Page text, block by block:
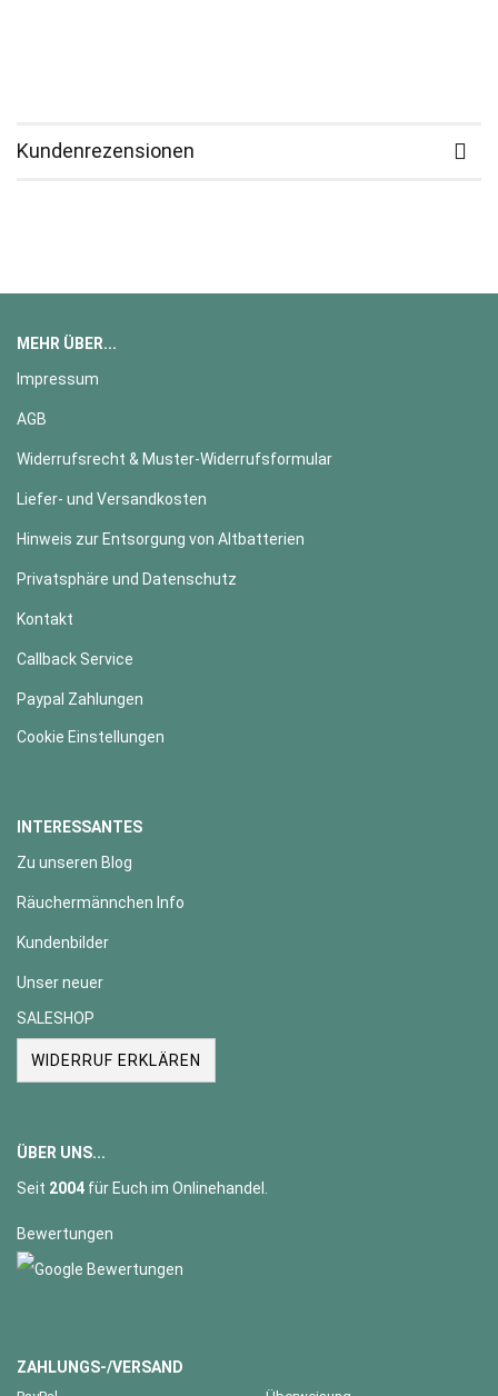
Kundenrezensionen
MEHR ÜBER...
Impressum
AGB
Widerrufsrecht & Muster-Widerrufsformular
Liefer- und Versandkosten
Hinweis zur Entsorgung von Altbatterien
Privatsphäre und Datenschutz
Kontakt
Callback Service
Paypal Zahlungen
Cookie Einstellungen
INTERESSANTES
Zu unseren Blog
Räuchermännchen Info
Kundenbilder
Unser neuer
SALESHOP
WIDERRUF ERKLÄREN
ÜBER UNS...
Seit 2004 für Euch im Onlinehandel.
Bewertungen
ZAHLUNGS-/VERSAND